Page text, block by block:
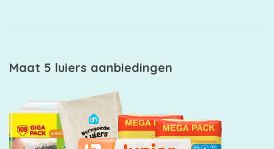
je
Maat 5 luiers aanbiedingen